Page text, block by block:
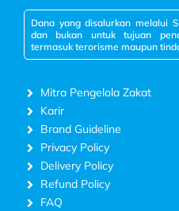
Dana yang disalurkan melalui
dan bukan untuk tujuan
termasuk terorisme maupun
Mitra Pengelola Zakat
Karir
Brand Guideline
Privacy Policy
Delivery Policy
Refund Policy
FAQ